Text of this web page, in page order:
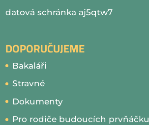
datová schránka aj5qtw7
DOPORUČUJEME
Bakaláři
Stravné
Dokumenty
Pro rodiče budoucích prvňáčku